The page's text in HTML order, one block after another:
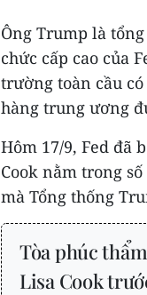
Ông Trump là
chức cấp cao của
trường toàn cầu
hàng trung ương
Hôm 17/9, Fed đã
Cook nằm trong
mà Tổng thống
Tòa phúc
Lisa Cook